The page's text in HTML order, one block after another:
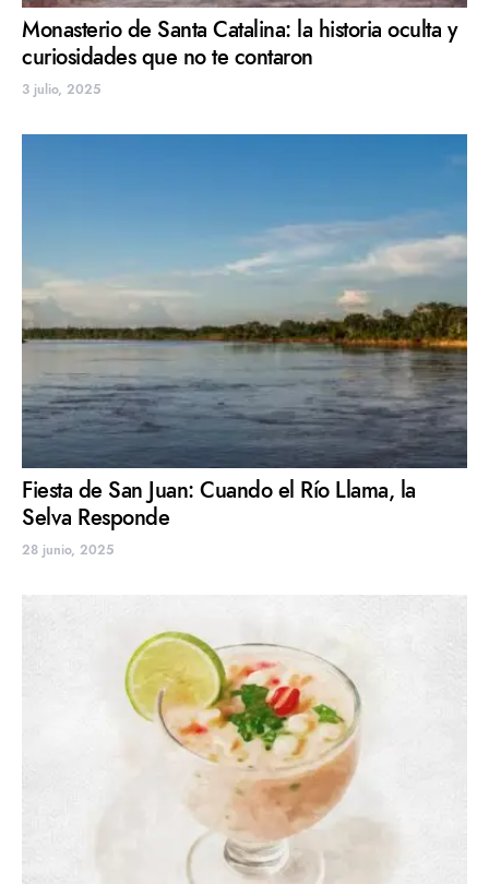
Monasterio de Santa Catalina: la historia oculta y
curiosidades que no te contaron
3 julio, 2025
Fiesta de San Juan: Cuando el Río Llama, la
Selva Responde
28 junio, 2025